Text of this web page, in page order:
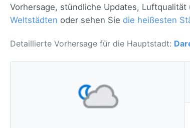
Vorhersage, stündliche Updates,
Weltstädten oder sehen Sie die heißesten
Detaillierte Vorhersage für die Hauptstadt: